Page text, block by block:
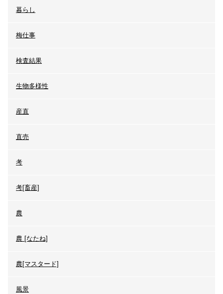
暮らし
梅仕事
検査結果
生物多様性
産直
直売
考
考[畜産]
農
農 [なたね]
農[マスタード]
風景